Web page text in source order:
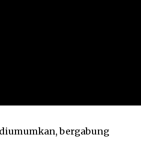
bergabung